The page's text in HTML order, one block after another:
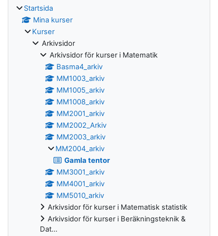
Startsida
Mina kurser
Kurser
Arkivsidor
Arkivsidor för kurser i Matematik
Basma4_arkiv
MM1003_arkiv
MM1005_arkiv
MM1008_arkiv
MM2001_arkiv
MM2002_Arkiv
MM2003_arkiv
MM2004_arkiv
Gamla tentor
MM3001_arkiv
MM4001_arkiv
MM5010_arkiv
Arkivsidor för kurser i Matematisk statistik
Arkivsidor för kurser i Beräkningsteknik &
Dat...